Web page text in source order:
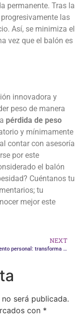
permanente. Tras la
las
Así, se minimiza el
vez que el balón es
innovadora y
peso de manera
pérdida de peso
y mínimamente
contar con asesoría
por este
el balón
Cuéntanos tu
tu
mejor este
NEXT
Entrenamiento personal: transforma tu salud integral con motivación y bienestar físico
será publicada.
con *